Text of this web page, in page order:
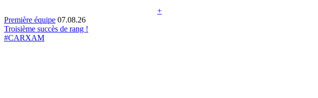
+
Première équipe 07.08.26
Troisième succès de rang !
#CARXAM